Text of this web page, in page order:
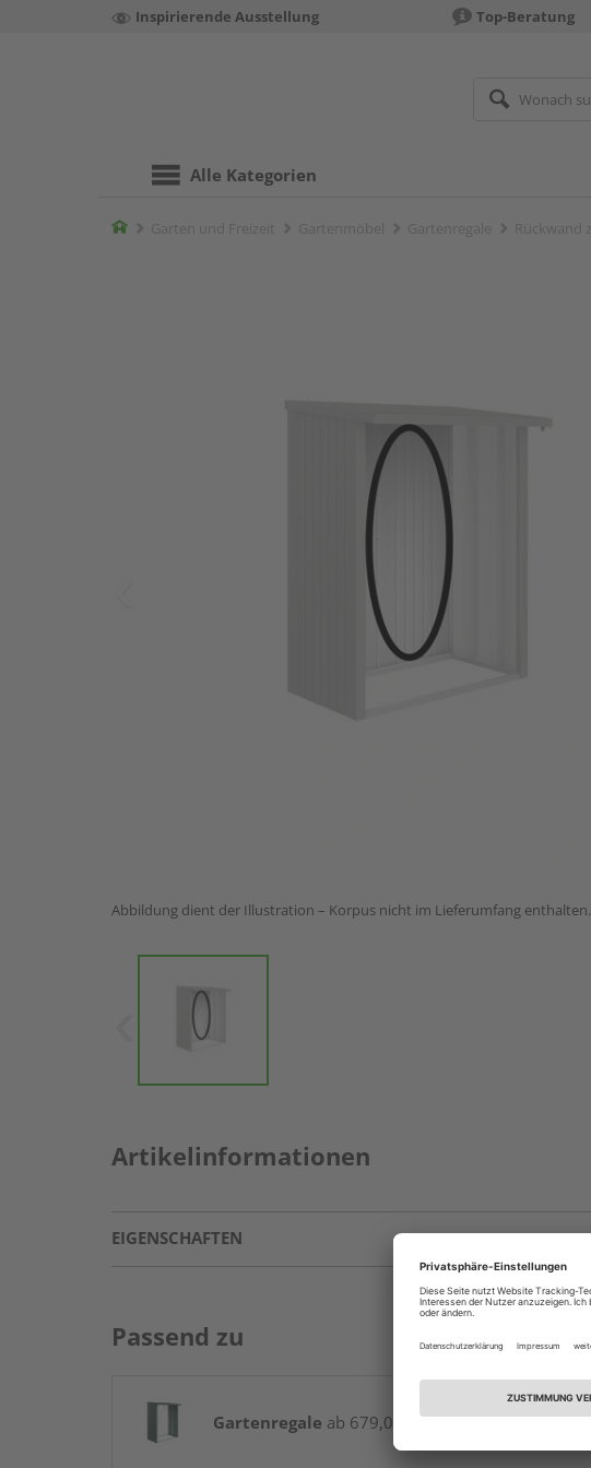
Inspirierende Ausstellung Top-Beratung
Alle Kategorien
Home
Abbildung dient der Illustration – Korpus nicht im Lieferumfang enthalten.
Artikelinformationen
EIGENSCHAFTEN
Passend zu
Gartenregale ab 679,00 € / Stk.